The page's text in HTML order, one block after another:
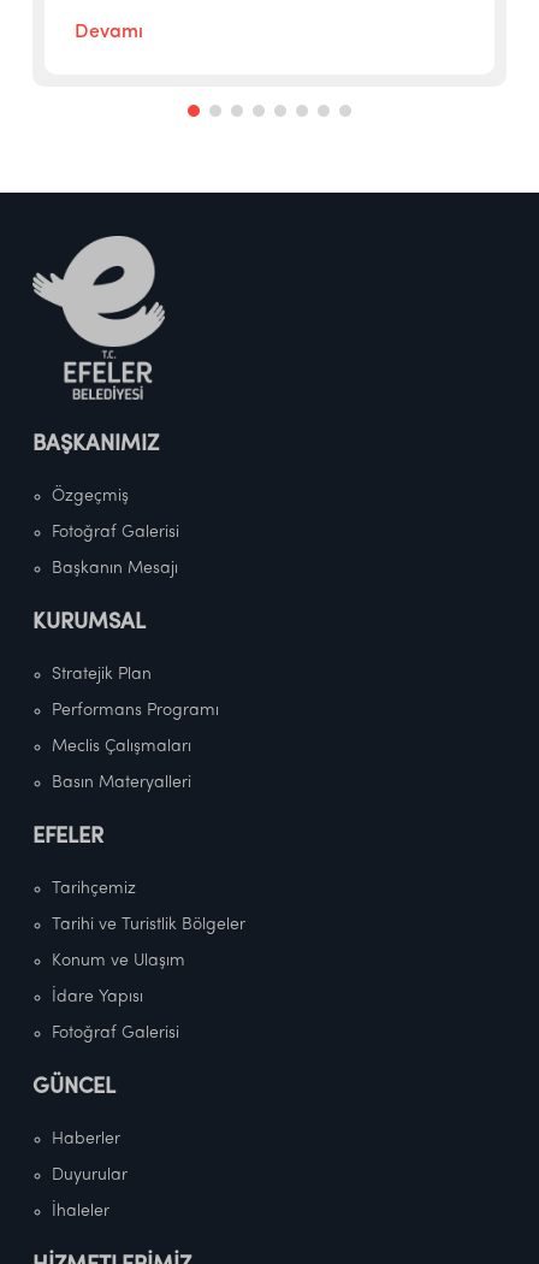
Devamı
BAŞKANIMIZ
Özgeçmiş
Fotoğraf Galerisi
Başkanın Mesajı
KURUMSAL
Stratejik Plan
Performans Programı
Meclis Çalışmaları
Basın Materyalleri
EFELER
Tarihçemiz
Tarihi ve Turistlik Bölgeler
Konum ve Ulaşım
İdare Yapısı
Fotoğraf Galerisi
GÜNCEL
Haberler
Duyurular
İhaleler